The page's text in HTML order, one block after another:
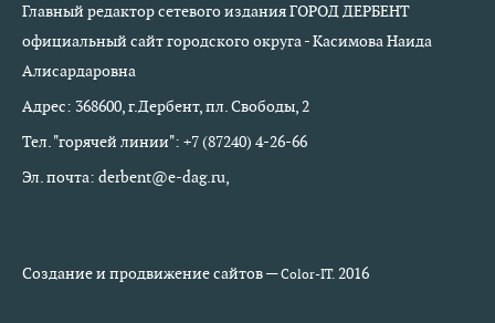
Главный редактор сетевого издания ГОРОД ДЕРБЕНТ
официальный сайт городского округа - Касимова Наида
Алисардаровна
Адрес: 368600, г.Дербент, пл. Свободы, 2
Тел. "горячей линии": +7 (87240) 4-26-66
Эл. почта: derbent@e-dag.ru,
Создание и продвижение сайтов —Color-IT.2016